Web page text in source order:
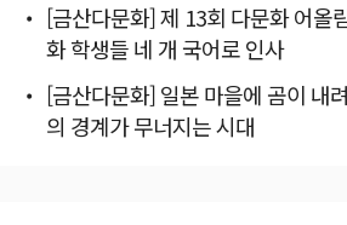
[금산다문화] 제 13회 다문화 어올
화 학생들 네 개 국어로 인사
[금산다문화] 일본 마을에 곰이 내
의 경계가 무너지는 시대